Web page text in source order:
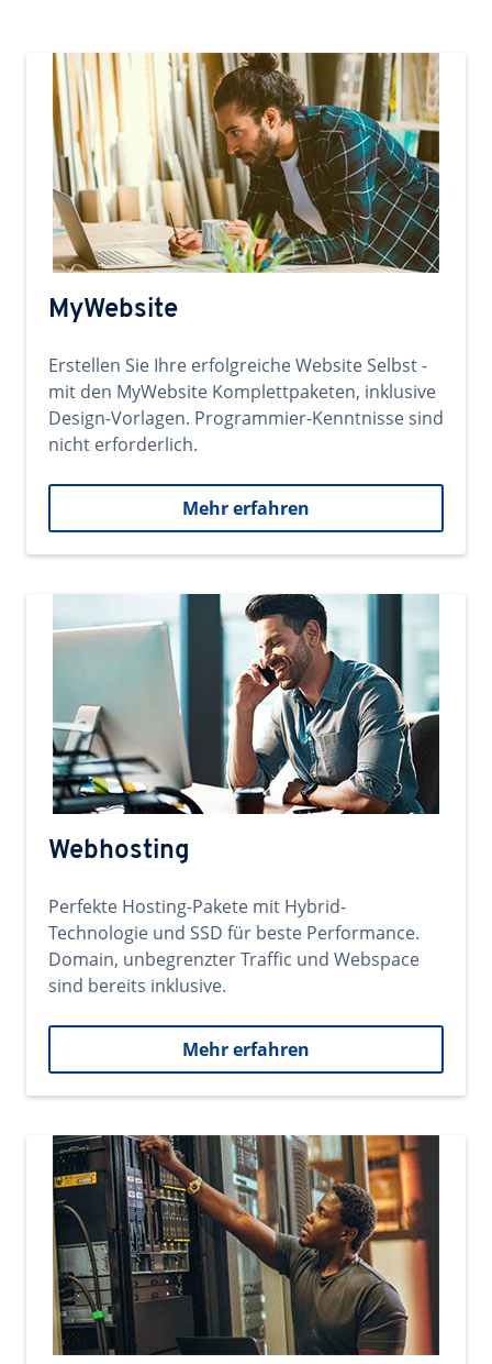
MyWebsite
Erstellen Sie Ihre erfolgreiche Website Selbst -
mit den MyWebsite Komplettpaketen, inklusive
Design-Vorlagen. Programmier-Kenntnisse sind
nicht erforderlich.
Mehr erfahren
Webhosting
Perfekte Hosting-Pakete mit Hybrid-
Technologie und SSD für beste Performance.
Domain, unbegrenzter Traffic und Webspace
sind bereits inklusive.
Mehr erfahren